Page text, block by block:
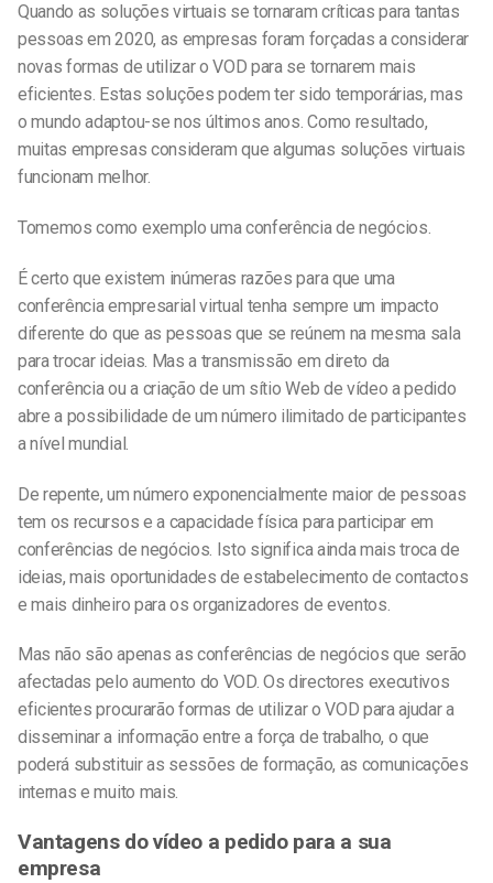
Quando as soluções virtuais se tornaram críticas para tantas
pessoas em 2020, as empresas foram forçadas a considerar
novas formas de utilizar o VOD para se tornarem mais
eficientes. Estas soluções podem ter sido temporárias, mas
o mundo adaptou-se nos últimos anos.Como resultado,
muitas empresas consideram que algumas soluções virtuais
funcionam melhor.
Tomemos como exemplo uma conferência de negócios.
É certo que existem inúmeras razões para que uma
conferência empresarial virtual tenha sempre um impacto
diferente do que as pessoas que se reúnem na mesma sala
para trocar ideias. Mas a transmissão em direto da
conferência ou a criação de um sítio Web de vídeo a pedido
abre a possibilidade de um número ilimitado de participantes
a nível mundial.
De repente, um número exponencialmente maior de pessoas
tem os recursos e a capacidade física para participar em
conferências de negócios. Isto significa ainda mais troca de
ideias, mais oportunidades de estabelecimento de contactos
e mais dinheiro para os organizadores de eventos.
Mas não são apenas as conferências de negócios que serão
afectadas pelo aumento do VOD. Os directores executivos
eficientes procurarão formas de utilizar o VOD para ajudar a
disseminar a informação entre a força de trabalho, o que
poderá substituir as sessões de formação, as comunicações
internas e muito mais.
Vantagens do vídeo a pedido para a sua
empresa